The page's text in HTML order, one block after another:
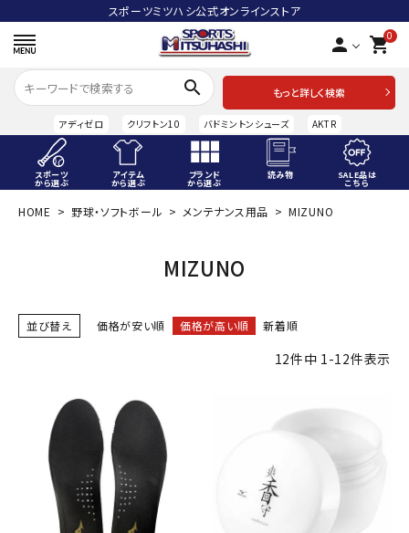
スポーツミツハシ公式オンラインストア
person 0
shopping_cart
search
もっと詳しく検索
アディゼロ クリフトン10 バドミントンシューズ AKTR
スポーツ
から選ぶ
アイテム
から選ぶ
ブランド
から選ぶ
読み物 SALE品は
こちら
ACCOUNT MENU
person
スポーツから選ぶ
ブランドから選ぶ
SALE品はこちら
INFORMATIOM
HOME 野球・ソフトボール メンテナンス用品 MIZUNO
MIZUNO
並び替え 価格が安い順 価格が高い順 新着順
12件中 1-12件表示